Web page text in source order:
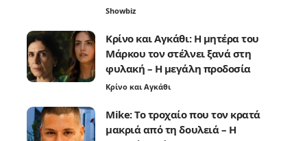
Showbiz
Κρίνο και Αγκάθι: Η μητέρα του
Μάρκου τον στέλνει ξανά στη
φυλακή – Η μεγάλη προδοσία
Κρίνο και Αγκάθι
Mike: Το τροχαίο που τον κρατά
μακριά από τη δουλειά – Η